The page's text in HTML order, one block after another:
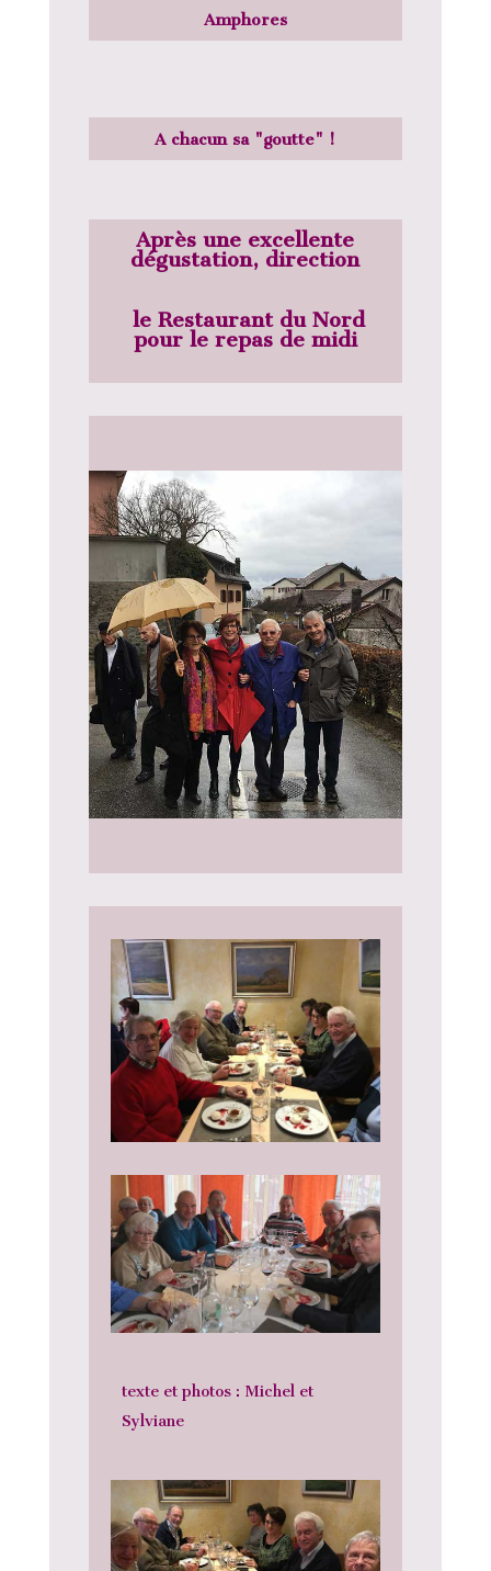
Amphores
A chacun sa "goutte" !
Après une excellente
dégustation, direction
le Restaurant du Nord
pour le repas de midi
texte et photos : Michel et
Sylviane